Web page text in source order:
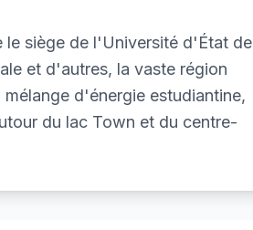
le siège de l'Université d'État de
et d'autres, la vaste région
d'énergie estudiantine,
du lac Town et du centre-